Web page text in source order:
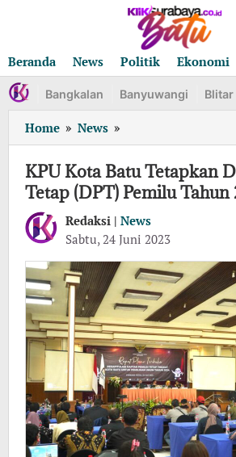
Beranda
News Politik Ekonomi
Bangkalan Banyuwangi Blitar
Home » News »
Kota
Batu
Tetapkan
Daftar
Pemilih
Tetap
Pemilu
Tahun
2024
KPU Kota Batu Tetapkan
Tetap (DPT) Pemilu Tahun
Redaksi | News
Sabtu, 24 Juni 2023